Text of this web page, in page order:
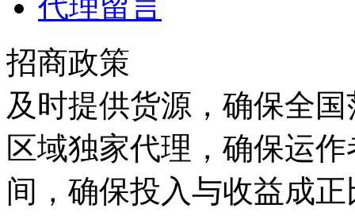
代理留言
招商政策
及时提供货源，确保全
区域独家代理，确保运
间，确保投入与收益成